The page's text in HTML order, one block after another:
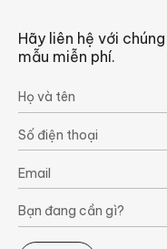
Hãy liên hệ với
mẫu miễn phí.